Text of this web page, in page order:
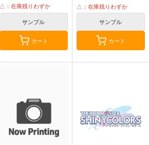
△：在庫残りわずか
サンプル
カート
△：在庫残りわずか
サンプル
カート